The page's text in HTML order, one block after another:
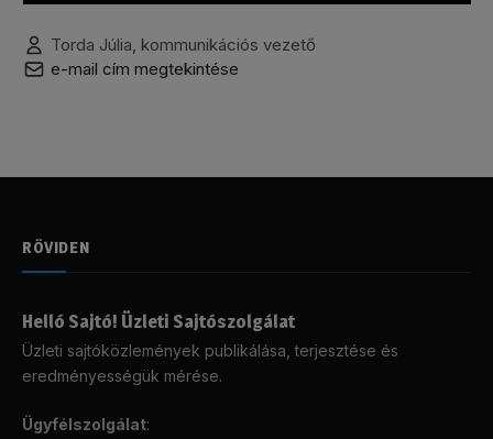
Torda Júlia, kommunikációs vezető
e-mail cím megtekintése
RÖVIDEN
Helló Sajtó! Üzleti Sajtószolgálat
Üzleti sajtóközlemények publikálása, terjesztése és
eredményességük mérése.
Ügyfélszolgálat: